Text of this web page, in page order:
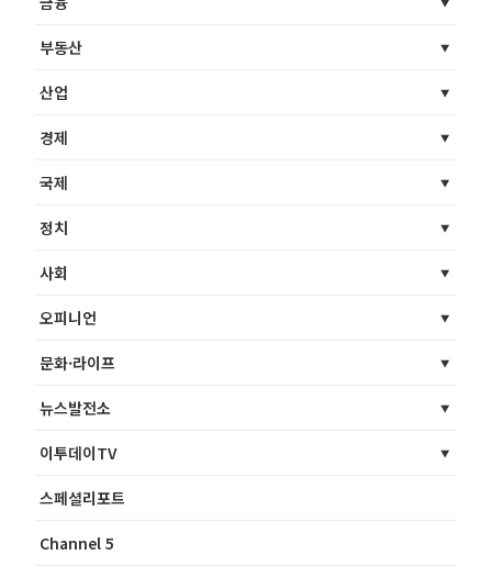
부동산
산업
경제
국제
정치
사회
오피니언
문화·라이프
뉴스발전소
이투데이TV
스페셜리포트
Channel 5